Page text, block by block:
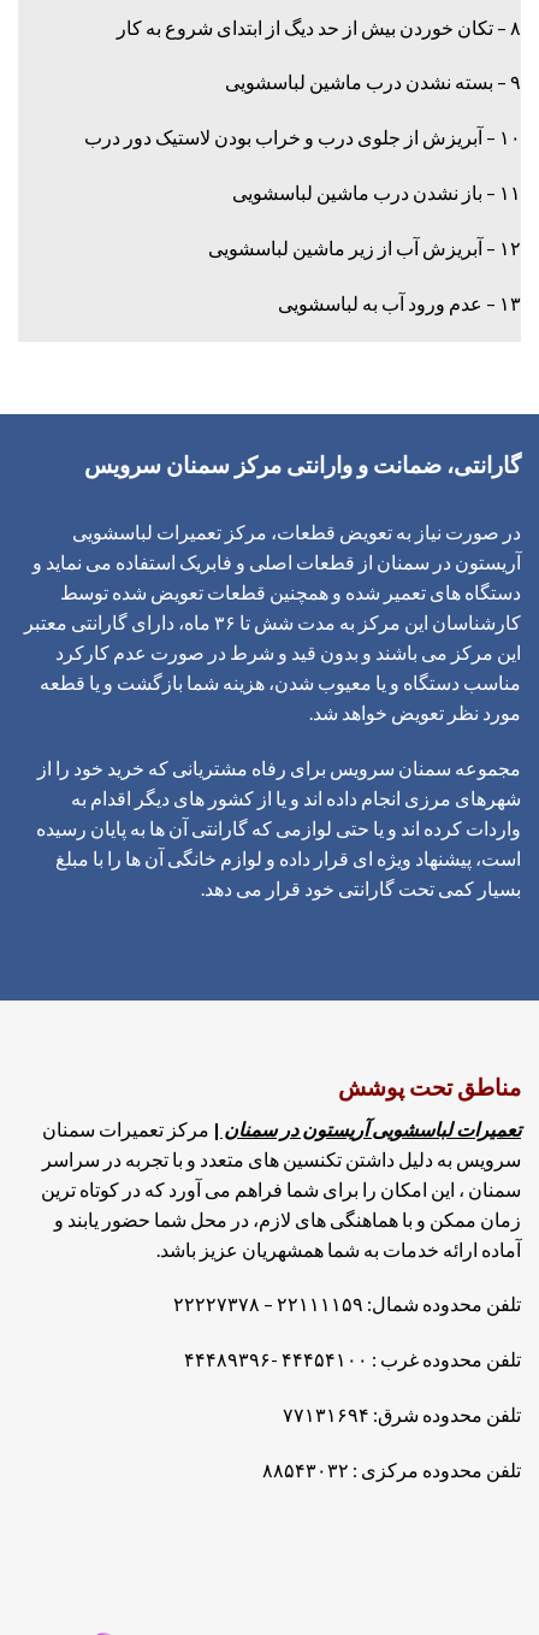
۸ – تکان خوردن بیش از حد دیگ از ابتدای شروع به کار
۹ – بسته نشدن درب ماشین لباسشویی
۱۰ – آبریزش از جلوی درب و خراب بودن لاستیک دور درب
۱۱ – باز نشدن درب ماشین لباسشویی
۱۲ – آبریزش آب از زیر ماشین لباسشویی
۱۳ – عدم ورود آب به لباسشویی
گارانتی، ضمانت و وارانتی مرکز سمنان سرویس
در صورت نیاز به تعویض قطعات، مرکز تعمیرات لباسشویی
آریستون در سمنان از قطعات اصلی و فابریک استفاده می نماید و
دستگاه های تعمیر شده و همچنین قطعات تعویض شده توسط
کارشناسان این مرکز به مدت شش تا ۳۶ ماه، دارای گارانتی معتبر
این مرکز می باشند و بدون قید و شرط در صورت عدم کارکرد
مناسب دستگاه و یا معیوب شدن، هزینه شما بازگشت و یا قطعه
مورد نظر تعویض خواهد شد.
مجموعه سمنان سرویس برای رفاه مشتریانی که خرید خود را از
شهرهای مرزی انجام داده اند و یا از کشور های دیگر اقدام به
واردات کرده اند و یا حتی لوازمی که گارانتی آن ها به پایان رسیده
است، پیشنهاد ویژه ای قرار داده و لوازم خانگی آن ها را با مبلغ
بسیار کمی تحت گارانتی خود قرار می دهد.
مناطق تحت پوشش
تعمیرات لباسشویی آریستون در سمنان | مرکز تعمیرات سمنان
سرویس به دلیل داشتن تکنسین های متعدد و با تجربه در سراسر
سمنان ، این امکان را برای شما فراهم می آورد که در کوتاه ترین
زمان ممکن و با هماهنگی های لازم، در محل شما حضور یابند و
آماده ارائه خدمات به شما همشهریان عزیز باشد.
تلفن محدوده شمال: ۲۲۱۱۱۱۵۹ – ۲۲۲۲۷۳۷۸
تلفن محدوده غرب : ۴۴۴۵۴۱۰۰ -۴۴۴۸۹۳۹۶
تلفن محدوده شرق: ۷۷۱۳۱۶۹۴
تلفن محدوده مرکزی : ۸۸۵۴۳۰۳۲